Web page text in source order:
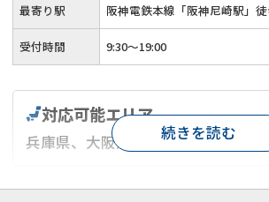
最寄り駅 阪神電鉄本線「阪神尼崎駅」
受付時間 9:30～19:00
対応可能エリア
兵庫県、大阪府、京都府、奈良県
対応が親身 オンライン面談可能
続きを読む